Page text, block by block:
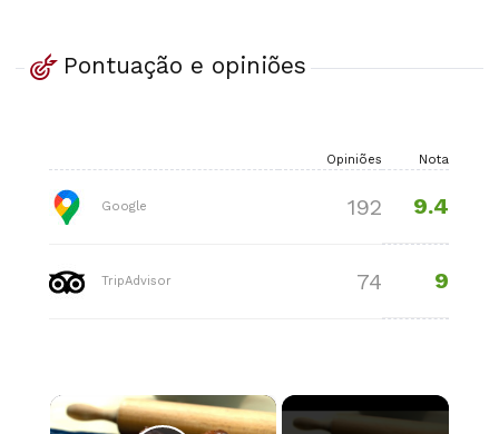
Pontuação e opiniões
Opiniões Nota
Google 192 9.4
TripAdvisor 74 9
×